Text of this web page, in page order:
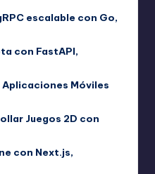
escalable con Go,
con FastAPI,
Móviles
Juegos 2D con
con Next.js,